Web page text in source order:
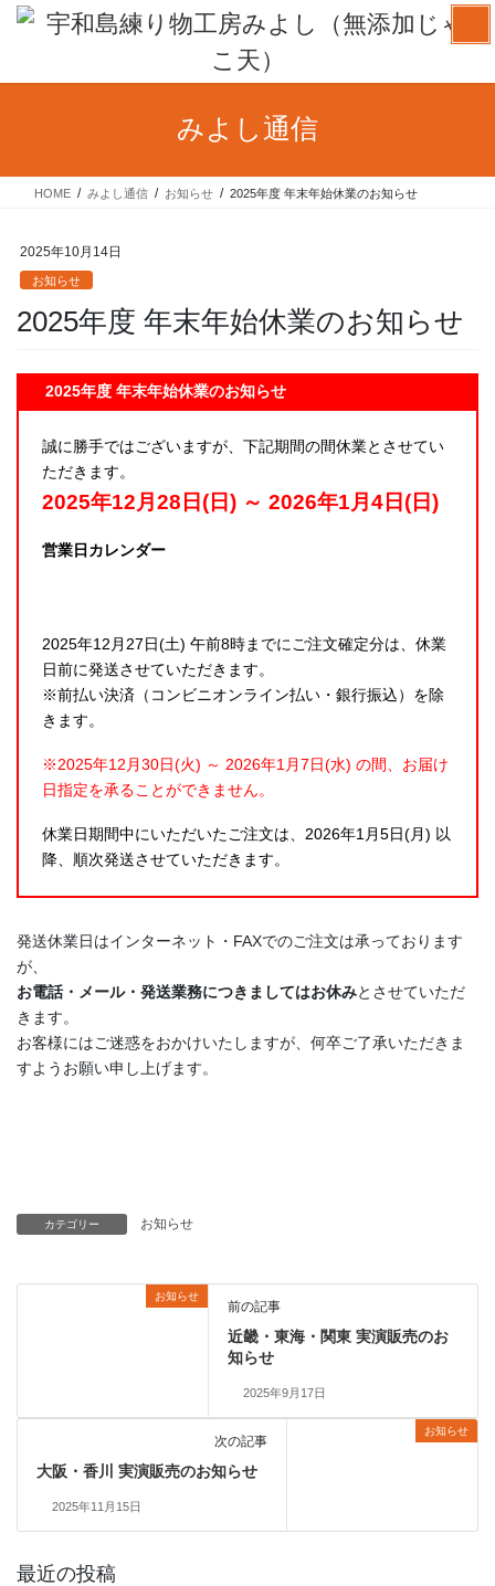
ン
ー
みよし通信
HOME みよし通信 お知らせ 2025年度 年末年始休業のお知らせ
2025年10月14日
お知らせ
2025年度 年末年始休業のお知らせ
2025年度 年末年始休業のお知らせ
誠に勝手ではございますが、下記期間の間休業とさせてい
ただきます。
2025年12月28日(日) ～ 2026年1月4日(日)
営業日カレンダー
2025年12月27日(土) 午前8時までにご注文確定分は、休業
日前に発送させていただきます。
※前払い決済（コンビニオンライン払い・銀行振込）を除
きます。
※2025年12月30日(火) ～ 2026年1月7日(水) の間、お届け
日指定を承ることができません。
休業日期間中にいただいたご注文は、2026年1月5日(月) 以
降、順次発送させていただきます。
発送休業日はインターネット・FAXでのご注文は承っております
が、
お電話・メール・発送業務につきましてはお休みとさせていただ
きます。
お客様にはご迷惑をおかけいたしますが、何卒ご了承いただきま
すようお願い申し上げます。
カテゴリー お知らせ
お知らせ
前の記事
近畿・東海・関東 実演販売のお
知らせ
2025年9月17日
お知らせ
次の記事
大阪・香川 実演販売のお知らせ
2025年11月15日
最近の投稿